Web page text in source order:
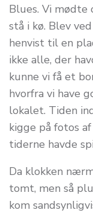
Blues. Vi mødte
stå i kø. Blev
henvist til en
ikke alle, der
kunne vi få et
hvorfra vi have
lokalet. Tiden
kigge på fotos
tiderne havde
Da klokken
tomt, men så
kom